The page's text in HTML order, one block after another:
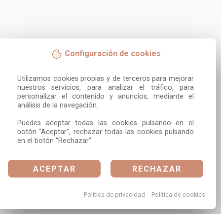
Configuración de cookies
Utilizamos cookies propias y de terceros para mejorar
nuestros servicios, para analizar el tráfico, para
personalizar el contenido y anuncios, mediante el
análisis de la navegación.
Puedes aceptar todas las cookies pulsando en el
botón “Aceptar”, rechazar todas las cookies pulsando
en el botón “Rechazar”
ACEPTAR RECHAZAR
Política de privacidad Política de cookies